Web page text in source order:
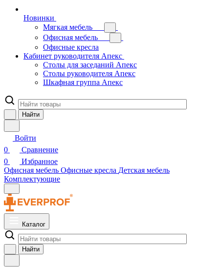
Новинки
Мягкая мебель
Офисная мебель
Офисные кресла
Кабинет руководителя Апекс
Столы для заседаний Апекс
Столы руководителя Апекс
Шкафная группа Апекс
Найти
Войти
0
Сравнение
0
Избранное
Офисная мебель Офисные кресла Детская мебель
Комплектующие
Каталог
Найти